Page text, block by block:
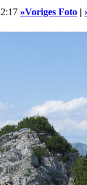
»Voriges Foto |